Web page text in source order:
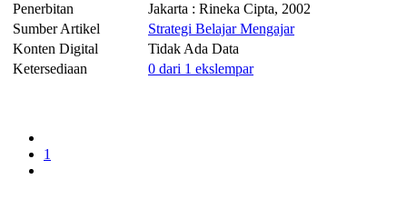
Penerbitan
Jakarta : Rineka Cipta, 2002
Sumber Artikel
Strategi Belajar Mengajar
Konten Digital
Tidak Ada Data
Ketersediaan
0 dari 1 ekslempar
1